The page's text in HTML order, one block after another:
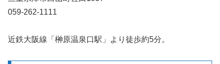
059-262-1111
近鉄大阪線「榊原温泉口駅」より徒歩約5分。